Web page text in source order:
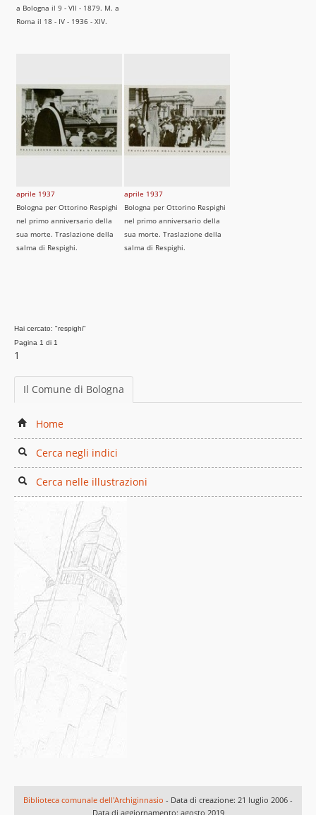
a Bologna il 9 - VII - 1879. M. a
Roma il 18 - IV - 1936 - XIV.
aprile 1937
Bologna per Ottorino Respighi
nel primo anniversario della
sua morte. Traslazione della
salma di Respighi.
aprile 1937
Bologna per Ottorino Respighi
nel primo anniversario della
sua morte. Traslazione della
salma di Respighi.
Hai cercato: "respighi"
Pagina 1 di 1
1
Il Comune di Bologna
Home
Cerca negli indici
Cerca nelle illustrazioni
Biblioteca comunale dell'Archiginnasio - Data di creazione: 21 luglio 2006 -
Data di aggiornamento: agosto 2019